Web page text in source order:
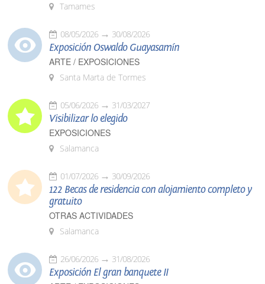
Tamames
08/05/2026 30/08/2026
Exposición Oswaldo Guayasamín
ARTE / EXPOSICIONES
Santa Marta de Tormes
05/06/2026 31/03/2027
Visibilizar lo elegido
EXPOSICIONES
Salamanca
01/07/2026 30/09/2026
122 Becas de residencia con alojamiento completo y
gratuito
OTRAS ACTIVIDADES
Salamanca
26/06/2026 31/08/2026
Exposición El gran banquete II